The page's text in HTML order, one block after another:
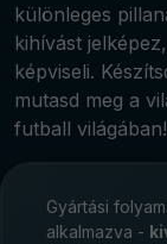
különleges
kihívást
képviseli.
mutasd meg a
futball világában!
Gyártási
alkalmazva -